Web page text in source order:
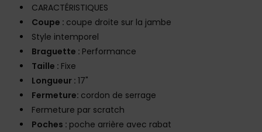
CARACTÉRISTIQUES
Coupe : coupe droite sur la jambe
Style intemporel
Braguette : Performance
Taille : Fixe
Longueur : 17"
Fermeture: cordon de serrage
Fermeture par scratch
Poches : poche arrière avec rabat